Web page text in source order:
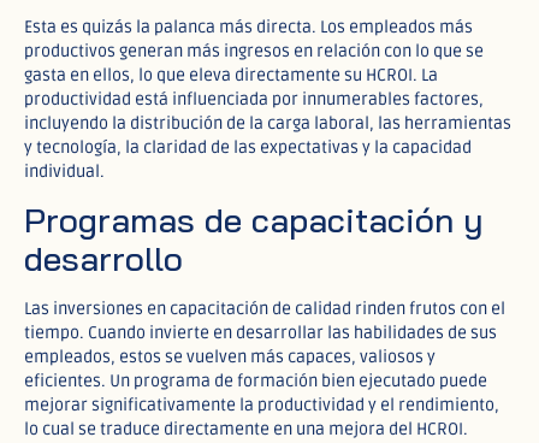
Esta es quizás la palanca más directa. Los empleados más
productivos generan más ingresos en relación con lo que se
gasta en ellos, lo que eleva directamente su HCROI. La
productividad está influenciada por innumerables factores,
incluyendo la distribución de la carga laboral, las herramientas
y tecnología, la claridad de las expectativas y la capacidad
individual.
Programas de capacitación y
desarrollo
Las inversiones en capacitación de calidad rinden frutos con el
tiempo. Cuando invierte en desarrollar las habilidades de sus
empleados, estos se vuelven más capaces, valiosos y
eficientes. Un programa de formación bien ejecutado puede
mejorar significativamente la productividad y el rendimiento,
lo cual se traduce directamente en una mejora del HCROI.